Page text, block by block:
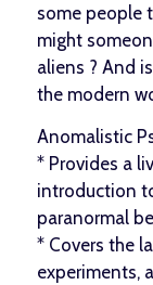
some people
might
aliens ? And
the modern
Anomalistic
* Provides a
introduction
paranormal
* Covers the
experiments,